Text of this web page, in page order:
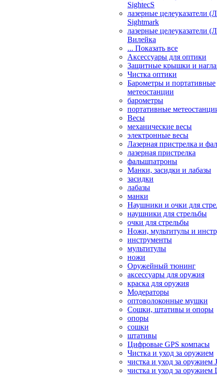
SightecS
лазерные целеуказатели
Sightmark
лазерные целеуказатели
Вилейка
... Показать все
Аксессуары для оптики
Защитные крышки и
Чистка оптики
Барометры и портативные
метеостанции
барометры
портативные
Весы
механические весы
электронные весы
Лазерная пристрелка и
лазерная пристрелка
фальшпатроны
Манки, засидки и лабазы
засидки
лабазы
манки
Наушники и очки для
наушники для стрельбы
очки для стрельбы
Ножи, мультитулы и
инструменты
мультитулы
ножи
Оружейный тюнинг
аксессуары для оружия
краска для оружия
Модераторы
оптоволоконные мушки
Сошки, штативы и опоры
опоры
сошки
штативы
Цифровые GPS компасы
Чистка и уход за оружием
чистка и уход за оружием
чистка и уход за оружием